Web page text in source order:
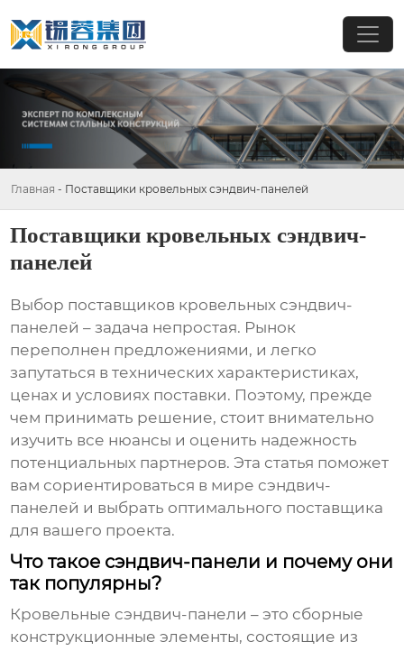
Главная - Поставщики кровельных сэндвич-панелей
Поставщики кровельных сэндвич-
панелей
Выбор поставщиков кровельных сэндвич-
панелей – задача непростая. Рынок
переполнен предложениями, и легко
запутаться в технических характеристиках,
ценах и условиях поставки. Поэтому, прежде
чем принимать решение, стоит внимательно
изучить все нюансы и оценить надежность
потенциальных партнеров. Эта статья поможет
вам сориентироваться в мире сэндвич-
панелей и выбрать оптимального поставщика
для вашего проекта.
Что такое сэндвич-панели и почему они
так популярны?
Кровельные сэндвич-панели – это сборные
конструкционные элементы, состоящие из